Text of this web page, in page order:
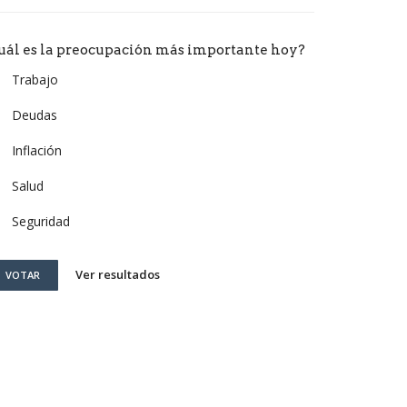
es la preocupación más importante hoy?
Trabajo
Deudas
Inflación
Salud
Seguridad
VOTAR Ver resultados